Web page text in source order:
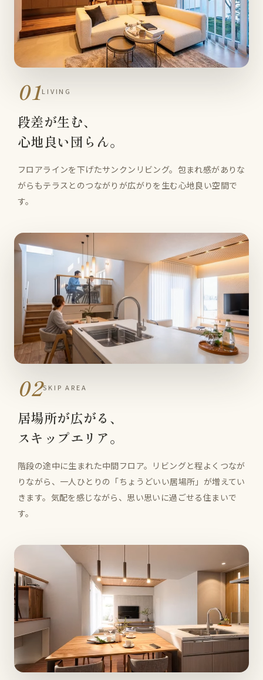
01LIVING
段差が生む、
心地良い団らん。
フロアラインを下げたサンクンリビング。包まれ感がありな
がらもテラスとのつながりが広がりを生む心地良い空間で
す。
02SKIP AREA
居場所が広がる、
スキップエリア。
階段の途中に生まれた中間フロア。リビングと程よくつなが
りながら、一人ひとりの「ちょうどいい居場所」が増えてい
きます。気配を感じながら、思い思いに過ごせる住まいで
す。